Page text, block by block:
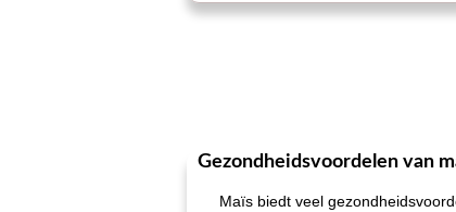
Gezondheidsvoordelen van
Maïs biedt veel